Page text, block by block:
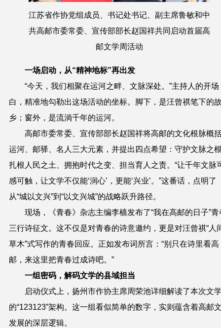
江苏省作协党组成员、书记处书记、副主席鲁敏和中
共高邮市委常委、宣传部部长赵国祥共同启动首届高
邮文学周活动
一场启动，从“精神地标”再出发
“今天，我们相聚在运河之畔、文脉深处。”主持人的开场
白，精准地勾勒出这场活动的坐标。脚下，是汪曾祺笔下的
乡；窗外，是流淌千年的运河。
高邮市委常委、宣传部部长赵国祥将高邮的文化根脉概
运河、邮驿、名人三大元素，并提出四点希望：守护文脉之
扎根人民之土、拥抱时代之变、担当育人之责。“让千年文脉
感可触，让文学不仅能‘润心’，更能‘兴业’。”这番话，点明了
从“城以文兴”到“以文兴城”的战略跃升路径。
现场，《青春》杂志主编李樯发布了“我在高邮的日子”青
三行诗征文。这不仅是对青春的诗意邀约，更是对汪曾祺“人
草木”式写作的青春回应。正如发布词所言：“别只在诗里看高
邮，来这里把青春过成诗吧。”
一组密码，解码文学的县域担当
启动仪式上，扬州市作协主席周荣池详细解读了本次文
的“123123”架构。这一组看似简单的数字，实则蕴含着高邮
发展的深层逻辑。